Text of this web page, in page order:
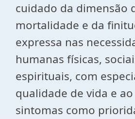
cuidado da dimensão
mortalidade e da
expressa nas
humanas físicas,
espirituais, com
qualidade de vida e
sintomas como